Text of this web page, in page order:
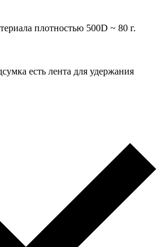
плотностью 500D ~ 80 г.
есть лента для удержания